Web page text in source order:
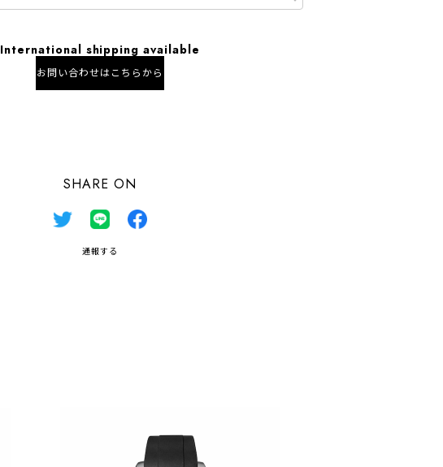
International shipping available
お問い合わせはこちらから
SHARE ON
通報する